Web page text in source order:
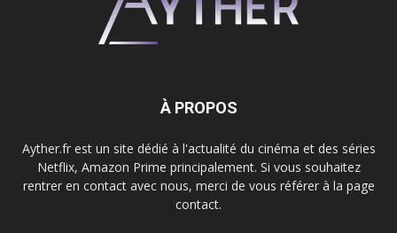
À PROPOS
Ayther.fr est un site dédié à l'actualité du cinéma et des séries
Netflix, Amazon Prime principalement. Si vous souhaitez
rentrer en contact avec nous, merci de vous référer à la page
contact.